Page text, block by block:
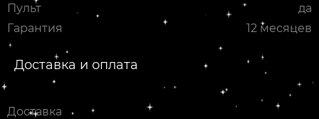
Пульт
да
Гарантия
12 месяцев
Доставка и оплата
Доставка